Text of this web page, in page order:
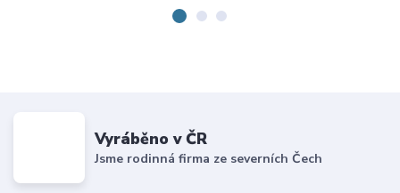
Vyráběno v ČR
Jsme rodinná firma ze severních Čech